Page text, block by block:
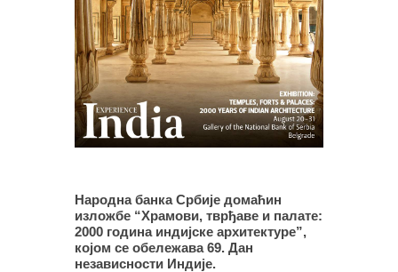
Народна банка Србије домаћин
изложбе “Храмови, тврђаве и палате:
2000 година индијске архитектуре”,
којом се обележава 69. Дан
независности Индије.